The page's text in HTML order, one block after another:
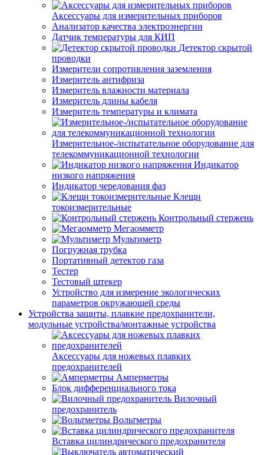
Аксессуары для измерительных приборов
Анализатор качества электроэнергии
Датчик температуры для КИП
Детектор скрытой
проводки
Измерители сопротивления заземления
Измеритель антифриза
Измеритель влажности материала
Измеритель длины кабеля
Измеритель температуры и климата
Измерительное-/испытательное оборудование для
телекоммуникационной технологии
Индикатор
низкого напряжения
Индикатор чередования фаз
Клещи
токоизмерительные
Контрольный стержень
Мегаомметр
Мультиметр
Погружная трубка
Портативный детектор газа
Тестер
Тестовый штекер
Устройство для измерение экологических
параметров окружающей среды
Устройства защиты, плавкие предохранители,
модульные устройства/монтажные устройства
Аксессуары для ножевых плавких
предохранителей
Амперметры
Блок дифференциального тока
Вилочный
предохранитель
Вольтметры
Вставка цилиндрического предохранителя